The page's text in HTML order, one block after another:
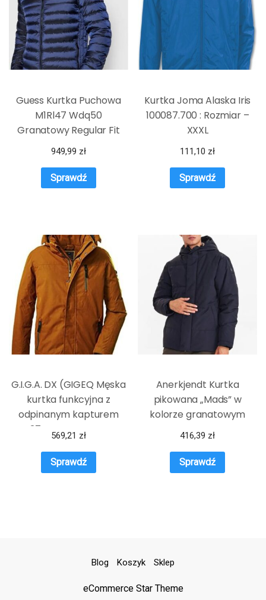
Guess Kurtka Puchowa
M1Rl47 Wdq50
Granatowy Regular Fit
949,99 zł
Sprawdź
Kurtka Joma Alaska Iris
100087.700 : Rozmiar –
XXXL
111,10 zł
Sprawdź
G.I.G.A. DX (GIGEQ Męska
kurtka funkcyjna z
odpinanym kapturem
GW 37 MN JCKT, curry, M,
38541-000
569,21 zł
Sprawdź
Anerkjendt Kurtka
pikowana „Mads” w
kolorze granatowym
416,39 zł
Sprawdź
Blog Koszyk Sklep
eCommerce Star Theme